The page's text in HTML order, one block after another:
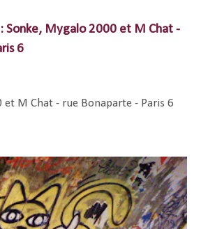
Sonke, Mygalo 2000 et M Chat -
6
et M Chat - rue Bonaparte - Paris 6